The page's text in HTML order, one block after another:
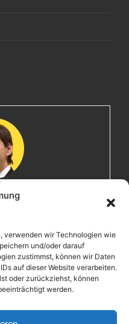
verwenden wir Technologien wie
und/oder darauf
zustimmst, können wir Daten
auf dieser Website verarbeiten.
oder zurückziehst, können
werden.
ein Informatiker mit
Hier teile ich meine
Perspektiven. Ich lade
eine Entdeckungsreise